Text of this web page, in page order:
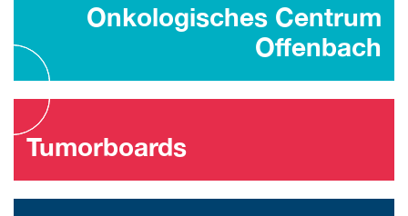
Onkologisches Centrum
Offenbach
Tumorboards